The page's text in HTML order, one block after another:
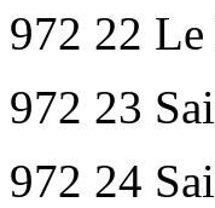
972 22
972 23
972 24